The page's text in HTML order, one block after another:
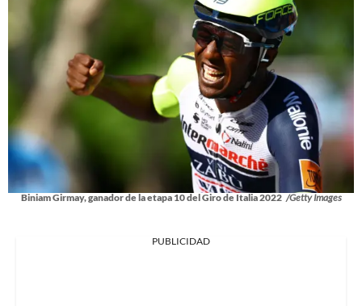
Biniam Girmay, ganador de la etapa 10 del Giro de Italia 2022 /Getty Images
PUBLICIDAD